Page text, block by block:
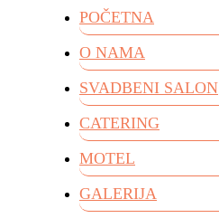
POČETNA
O NAMA
SVADBENI SALON
CATERING
MOTEL
GALERIJA